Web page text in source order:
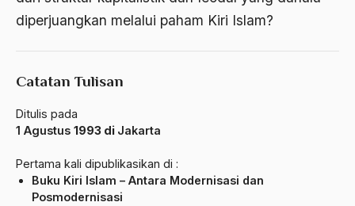
diperjuangkan melalui paham Kiri Islam?
Catatan Tulisan
Ditulis pada
1 Agustus 1993 di Jakarta
Pertama kali dipublikasikan di :
Buku Kiri Islam – Antara Modernisasi dan
Posmodernisasi
Beethoven
Begin
belanda
Ben Anderson